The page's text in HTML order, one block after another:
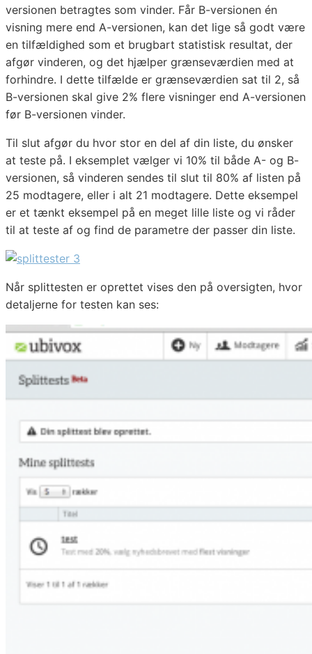
versionen betragtes som vinder. Får B-versionen én
visning mere end A-versionen, kan det lige så godt være
en tilfældighed som et brugbart statistisk resultat, der
afgør vinderen, og det hjælper grænseværdien med at
forhindre. I dette tilfælde er grænseværdien sat til 2, så
B-versionen skal give 2% flere visninger end A-versionen
før B-versionen vinder.
Til slut afgør du hvor stor en del af din liste, du ønsker
at teste på. I eksemplet vælger vi 10% til både A- og B-
versionen, så vinderen sendes til slut til 80% af listen på
25 modtagere, eller i alt 21 modtagere. Dette eksempel
er et tænkt eksempel på en meget lille liste og vi råder
til at teste af og find de parametre der passer din liste.
Når splittesten er oprettet vises den på oversigten, hvor
detaljerne for testen kan ses: